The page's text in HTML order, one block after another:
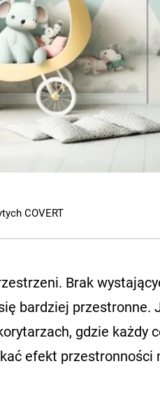
COVERT
Brak
bardziej przestronne.
gdzie każdy
efekt przestronności